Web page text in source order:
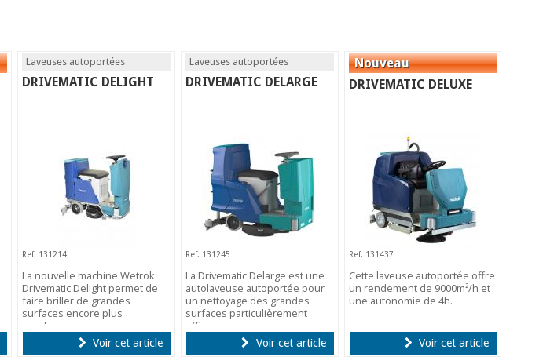
Laveuses autoportées
DRIVEMATIC DELIGHT
Ref. 131214
La nouvelle machine Wetrok
Drivematic Delight permet de
faire briller de grandes
surfaces encore plus
rapidement.
Voir cet article
Laveuses autoportées
DRIVEMATIC DELARGE
Ref. 131245
La Drivematic Delarge est une
autolaveuse autoportée pour
un nettoyage des grandes
surfaces particulièrement
efficace.
Voir cet article
DRIVEMATIC DELUXE
Ref. 131437
Cette laveuse autoportée offre
un rendement de 9000m²/h et
une autonomie de 4h.
Voir cet article